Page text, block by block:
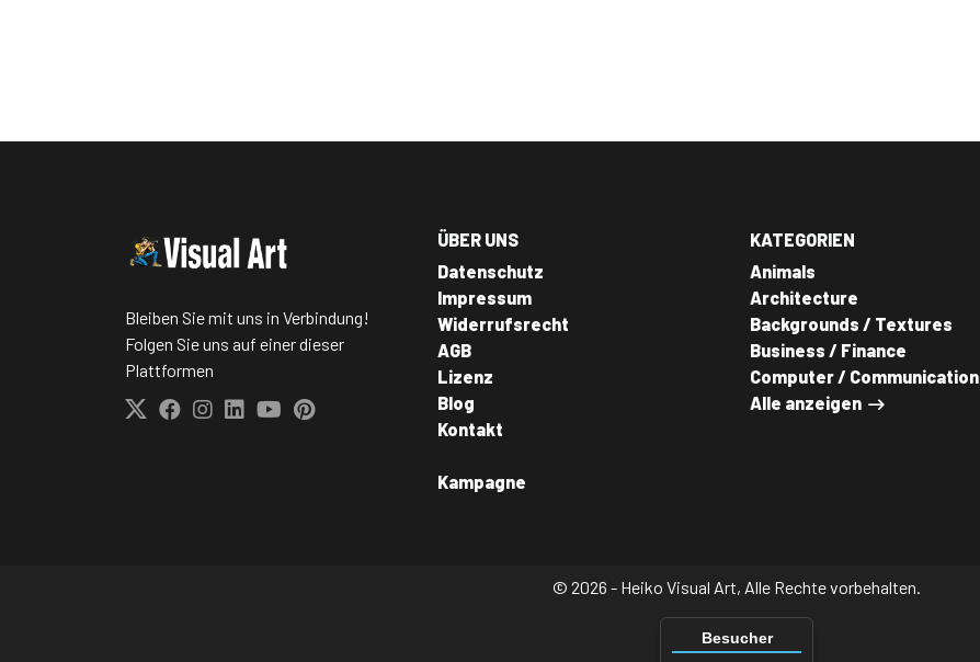
Bleiben Sie mit uns in Verbindung!
Folgen Sie uns auf einer dieser
Plattformen
ÜBER UNS
Datenschutz
Impressum
Widerrufsrecht
AGB
Lizenz
Blog
Kontakt
Kampagne
KATEGORIEN
Animals
Architecture
Backgrounds / Textures
Business / Finance
Computer / Communication
Alle anzeigen
© 2026 - Heiko Visual Art, Alle Rechte vorbehalten.
Besucher